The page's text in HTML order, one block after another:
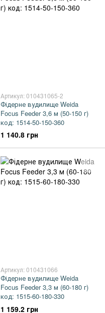
Артикул: 010431065-2
Фідерне вудилище Weida
Focus Feeder 3,6 м (50-150 г)
код: 1514-50-150-360
1 140.8 грн
Артикул: 010431066
Фідерне вудилище Weida
Focus Feeder 3,3 м (60-180 г)
код: 1515-60-180-330
1 159.2 грн